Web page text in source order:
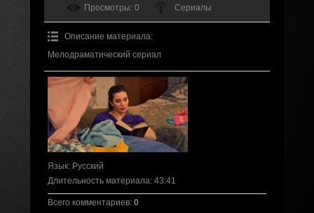
Просмотры: 0 Сериалы
Описание материала:
Мелодраматический сериал
Язык: Русский
Длительность материала: 43:41
Всего комментариев: 0